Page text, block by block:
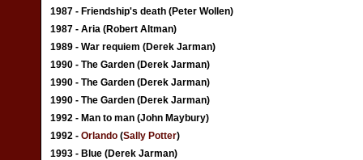
1987 - Friendship's death (Peter Wollen)
1987 - Aria (Robert Altman)
1989 - War requiem (Derek Jarman)
1990 - The Garden (Derek Jarman)
1990 - The Garden (Derek Jarman)
1990 - The Garden (Derek Jarman)
1992 - Man to man (John Maybury)
1992 - Orlando (Sally Potter)
1993 - Blue (Derek Jarman)